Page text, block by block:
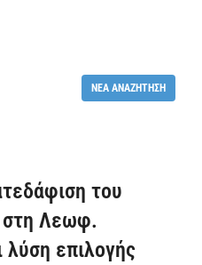
ΝΈΑ ΑΝΑΖΉΤΗΣΗ
του
στη Λεωφ.
λύση επιλογής